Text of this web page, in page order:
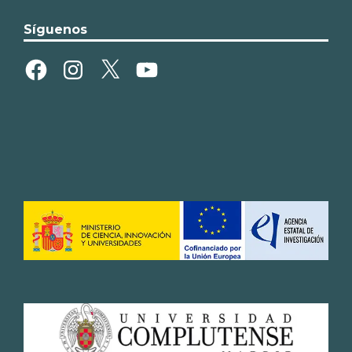
Síguenos
FacebookInstagram
X YouTube